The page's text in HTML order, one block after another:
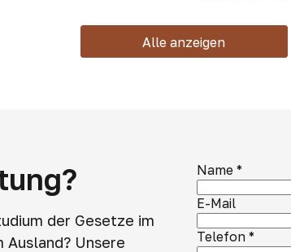
Alle anzeigen
der Gesetze im
Unsere
Name *
E-Mail
Telefon *